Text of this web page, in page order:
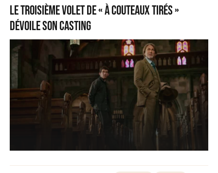
Le troisième volet de « À couteaux tirés »
dévoile son casting